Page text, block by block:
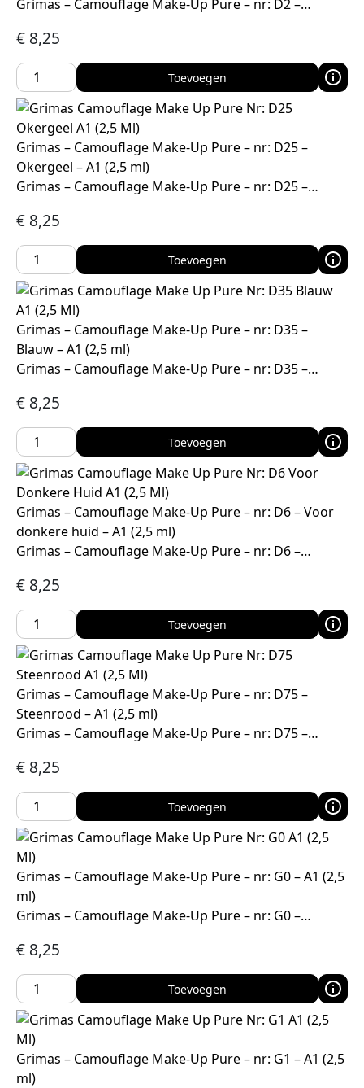
Grimas – Camouflage Make-Up Pure – nr: D2 –…
€ 8,25
Toevoegen
Grimas – Camouflage Make-Up Pure – nr: D25 –
Okergeel – A1 (2,5 ml)
Grimas – Camouflage Make-Up Pure – nr: D25 –…
€ 8,25
Toevoegen
Grimas – Camouflage Make-Up Pure – nr: D35 –
Blauw – A1 (2,5 ml)
Grimas – Camouflage Make-Up Pure – nr: D35 –…
€ 8,25
Toevoegen
Grimas – Camouflage Make-Up Pure – nr: D6 – Voor
donkere huid – A1 (2,5 ml)
Grimas – Camouflage Make-Up Pure – nr: D6 –…
€ 8,25
Toevoegen
Grimas – Camouflage Make-Up Pure – nr: D75 –
Steenrood – A1 (2,5 ml)
Grimas – Camouflage Make-Up Pure – nr: D75 –…
€ 8,25
Toevoegen
Grimas – Camouflage Make-Up Pure – nr: G0 – A1 (2,5
ml)
Grimas – Camouflage Make-Up Pure – nr: G0 –…
€ 8,25
Toevoegen
Grimas – Camouflage Make-Up Pure – nr: G1 – A1 (2,5
ml)